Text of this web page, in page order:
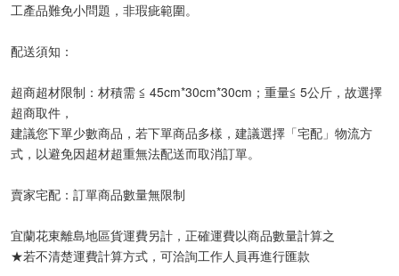
工產品難免小問題，非瑕疵範圍。
配送須知：
超商超材限制：材積需 ≦ 45cm*30cm*30cm；重量≦ 5公斤，故選擇
超商取件，
建議您下單少數商品，若下單商品多樣，建議選擇「宅配」物流方
式，以避免因超材超重無法配送而取消訂單。
賣家宅配：訂單商品數量無限制
宜蘭花東離島地區貨運費另計，正確運費以商品數量計算之
★若不清楚運費計算方式，可洽詢工作人員再進行匯款